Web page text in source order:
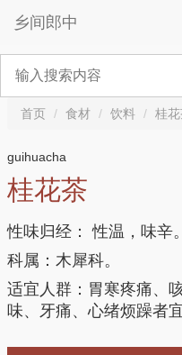
乡间郎中
首页 食材 饮料 桂
guihuacha
桂花茶
性味归经： 性温，味辛。
科属：木犀科。
适宜人群：胃寒疼痛、
味、牙痛、心绪烦躁者宜